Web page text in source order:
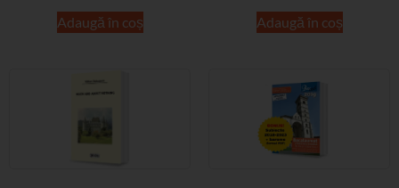
Adaugă în coș Adaugă în coș